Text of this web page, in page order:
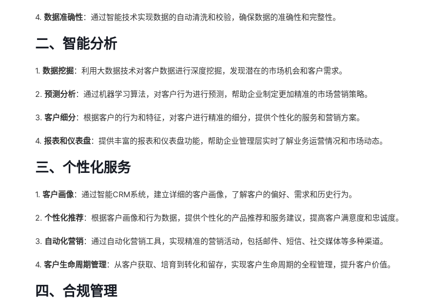
4. 数据准确性：通过智能技术实现数据的自动清洗和校验，确保数据的准确性和完整性。
二、智能分析
1. 数据挖掘：利用大数据技术对客户数据进行深度挖掘，发现潜在的市场机会和客户需求。
2. 预测分析：通过机器学习算法，对客户行为进行预测，帮助企业制定更加精准的市场营销策略。
3. 客户细分：根据客户的行为和特征，对客户进行精准的细分，提供个性化的服务和营销方案。
4. 报表和仪表盘：提供丰富的报表和仪表盘功能，帮助企业管理层实时了解业务运营情况和市场动态。
三、个性化服务
1. 客户画像：通过智能CRM系统，建立详细的客户画像，了解客户的偏好、需求和历史行为。
2. 个性化推荐：根据客户画像和行为数据，提供个性化的产品推荐和服务建议，提高客户满意度和忠诚度。
3. 自动化营销：通过自动化营销工具，实现精准的营销活动，包括邮件、短信、社交媒体等多种渠道。
4. 客户生命周期管理：从客户获取、培育到转化和留存，实现客户生命周期的全程管理，提升客户价值。
四、合规管理